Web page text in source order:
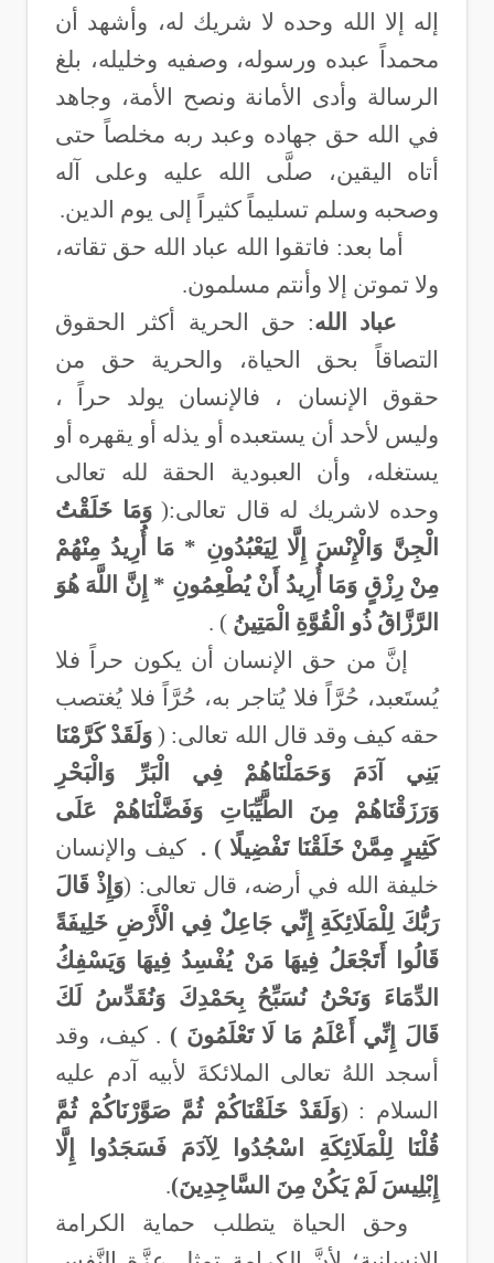
إله إلا الله وحده لا شريك له، وأشهد أن
محمداً عبده ورسوله، وصفيه وخليله، بلغ
الرسالة وأدى الأمانة ونصح الأمة، وجاهد
في الله حق جهاده وعبد ربه مخلصاً حتى
أتاه اليقين، صلَّى الله عليه وعلى آله
وصحبه وسلم تسليماً كثيراً إلى يوم الدين.
أما بعد: فاتقوا الله عباد الله حق تقاته،
ولا تموتن إلا وأنتم مسلمون.
عباد الله: حق الحرية أكثر الحقوق
التصاقاً بحق الحياة، والحرية حق من
حقوق الإنسان ، فالإنسان يولد حراً ،
وليس لأحد أن يستعبده أو يذله أو يقهره أو
يستغله، وأن العبودية الحقة لله تعالى
وحده لاشريك له قال تعالى:( وَمَا خَلَقْتُ
الْجِنَّ وَالْإِنْسَ إِلَّا لِيَعْبُدُونِ * مَا أُرِيدُ مِنْهُمْ
مِنْ رِزْقٍ وَمَا أُرِيدُ أَنْ يُطْعِمُونِ * إِنَّ اللَّهَ هُوَ
الرَّزَّاقُ ذُو الْقُوَّةِ الْمَتِينُ (
.
إنَّ من حق الإنسان أن يكون حراً فلا
يُستَعبد، حُرَّاً فلا يُتاجر به، حُرَّاً فلا يُغتصب
حقه كيف وقد قال الله تعالى: ( وَلَقَدْ كَرَّمْنَا
بَنِي آدَمَ وَحَمَلْنَاهُمْ فِي الْبَرِّ وَالْبَحْرِ
وَرَزَقْنَاهُمْ مِنَ الطَّيِّبَاتِ وَفَضَّلْنَاهُمْ عَلَى
كَثِيرٍ مِمَّنْ خَلَقْنَا تَفْضِيلًا ) . كيف والإنسان
خليفة الله في أرضه، قال تعالى: (وَإِذْ قَالَ
رَبُّكَ لِلْمَلَائِكَةِ إِنِّي جَاعِلٌ فِي الْأَرْضِ خَلِيفَةً
قَالُوا أَتَجْعَلُ فِيهَا مَنْ يُفْسِدُ فِيهَا وَيَسْفِكُ
الدِّمَاءَ وَنَحْنُ نُسَبِّحُ بِحَمْدِكَ وَنُقَدِّسُ لَكَ
قَالَ إِنِّي أَعْلَمُ مَا لَا تَعْلَمُونَ ( . كيف، وقد
أسجد اللهُ تعالى الملائكةَ لأبيه آدم عليه
السلام : (وَلَقَدْ خَلَقْنَاكُمْ ثُمَّ صَوَّرْنَاكُمْ ثُمَّ
قُلْنَا لِلْمَلَائِكَةِ اسْجُدُوا لِآدَمَ فَسَجَدُوا إِلَّا
إِبْلِيسَ لَمْ يَكُنْ مِنَ السَّاجِدِينَ).
وحق الحياة يتطلب حماية الكرامة